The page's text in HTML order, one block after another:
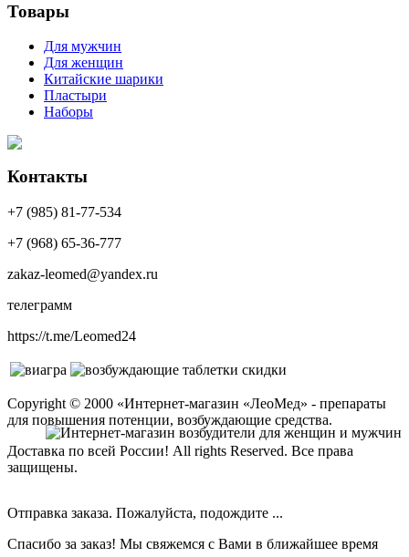
Товары
Для мужчин
Для женщин
Китайские шарики
Пластыри
Наборы
Контакты
+7 (985) 81-77-534
+7 (968) 65-36-777
zakaz-leomed@yandex.ru
телеграмм
https://t.me/Leomed24
Copyright © 2000 «Интернет-магазин «ЛеоМед» - препараты
для повышения потенции, возбуждающие средства.
Доставка по всей России! All rights Reserved. Все права
защищены.
Отправка заказа. Пожалуйста, подождите ...
Спасибо за заказ! Мы свяжемся с Вами в ближайшее время